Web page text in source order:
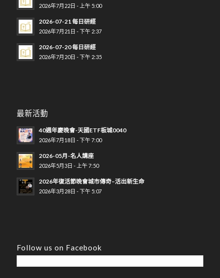
2026年7月22日 - 上午 5:00
2026-07-21 每日研經
2026年7月21日 - 下午 2:37
2026-07-20 每日研經
2026年7月20日 - 下午 2:35
最新活動
40週年慶晚會-天國ETF板城0040
2026年7月18日 - 下午 7:00
2026-05月-名人講座
2026年5月3日 - 上午 7:50
2026年復活節晚會城市傳奇–活出新生命
2026年3月28日 - 下午 5:07
Follow us on Facebook